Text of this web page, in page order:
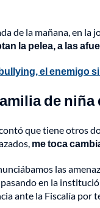
de la mañana, en la
la pelea, a las
el enemigo
de
que tiene otros
me toca
las
en la
ante la Fiscalía por